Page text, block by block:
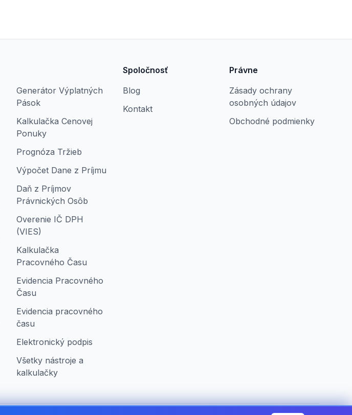
Generátor Výplatných
Pások
Kalkulačka Cenovej
Ponuky
Prognóza Tržieb
Výpočet Dane z Príjmu
Daň z Príjmov
Právnických Osôb
Overenie IČ DPH
(VIES)
Kalkulačka
Pracovného Času
Evidencia Pracovného
Času
Evidencia pracovného
času
Elektronický podpis
Všetky nástroje a
kalkulačky
Spoločnosť
Blog
Kontakt
Právne
Zásady ochrany
osobných údajov
Obchodné podmienky